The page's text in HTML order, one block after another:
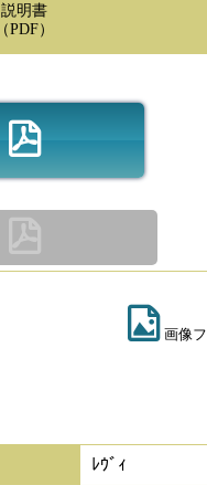
説明書
（PDF）
画像
ﾚｳﾞｨ